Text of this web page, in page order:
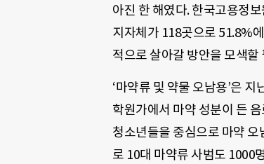
아진 한 해였다. 한국고용정
지자체가 118곳으로 51.8%
적으로 살아갈 방안을 모색할
‘마약류 및 약물 오남용’은
학원가에서 마약 성분이 든
청소년들을 중심으로 마약
로 10대 마약류 사범도 1000